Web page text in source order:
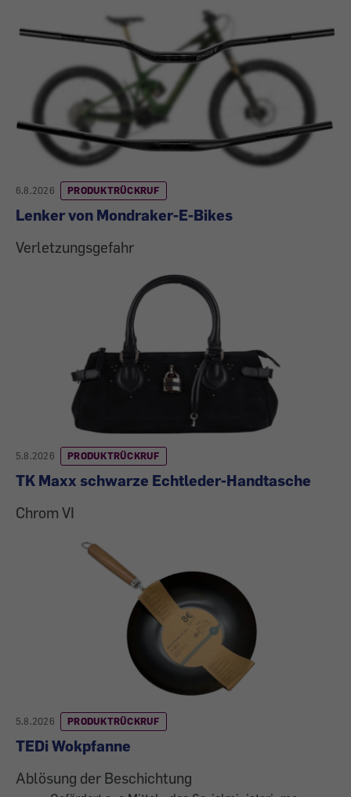
6.8.2026 PRODUKTRÜCKRUF
Lenker von Mondraker-E-Bikes
Verletzungsgefahr
5.8.2026 PRODUKTRÜCKRUF
TK Maxx schwarze Echtleder-Handtasche
Chrom VI
5.8.2026 PRODUKTRÜCKRUF
TEDi Wokpfanne
Ablösung der Beschichtung